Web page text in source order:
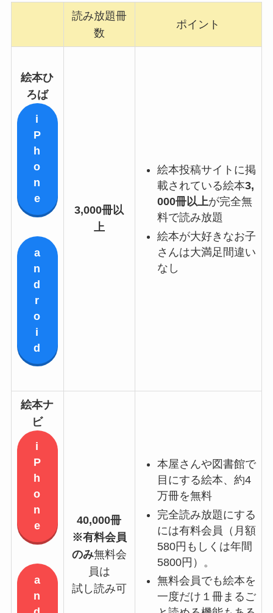
読み放題冊
数
ポイント
絵本ひ
ろば
i
P
h
o
n
e
a
n
d
r
o
i
d
3,000冊以
上
絵本投稿サイトに掲
載されている絵本3,
000冊以上が完全無
料で読み放題
絵本が大好きなお子
さんは大満足間違い
なし
絵本ナ
ビ
i
P
h
o
n
e
a
n
40,000冊
※有料会員
のみ無料会
員は
試し読み可
本屋さんや図書館で
目にする絵本、約4
万冊を無料
完全読み放題にする
には有料会員（月額
580円もしくは年間
5800円）。
無料会員でも絵本を
一度だけ１冊まるご